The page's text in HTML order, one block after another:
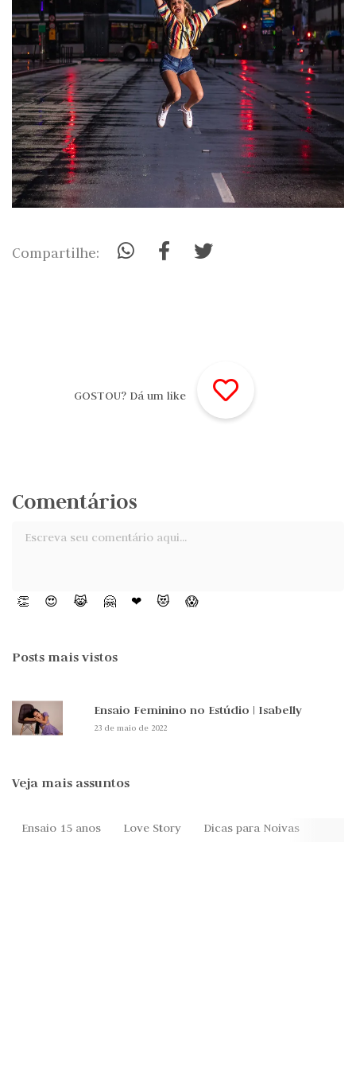
Compartilhe:
GOSTOU? Dá um like
Comentários
👏 😍 😹 🤗 ❤ 😻 😱
Posts mais vistos
Ensaio Feminino no Estúdio | Isabelly
23 de maio de 2022
Veja mais assuntos
Ensaio 15 anos Love Story Dicas para Noivas